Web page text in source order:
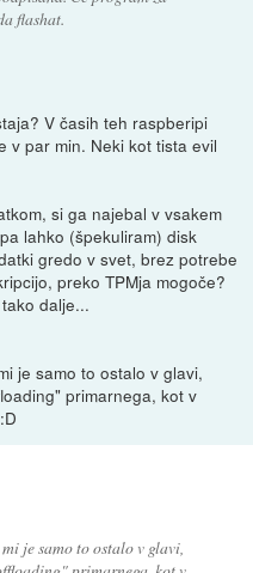
flashat.
V časih teh raspberipi
v par min. Neki kot tista evil
si ga najebal v vsakem
lahko (špekuliram) disk
gredo v svet, brez potrebe
preko TPMja mogoče?
dalje...
je samo to ostalo v glavi,
primarnega, kot v
je samo to ostalo v glavi,